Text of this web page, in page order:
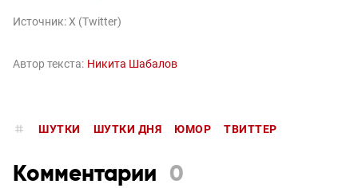
Источник:X (Twitter)
Автор текста: Никита Шабалов
ШУТКИ ШУТКИ ДНЯ ЮМОР ТВИТТЕР
Комментарии 0